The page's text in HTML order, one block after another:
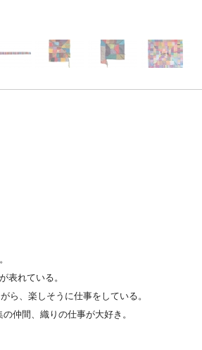
表れている。
ら、楽しそうに仕事をしている。
仲間、織りの仕事が大好き。